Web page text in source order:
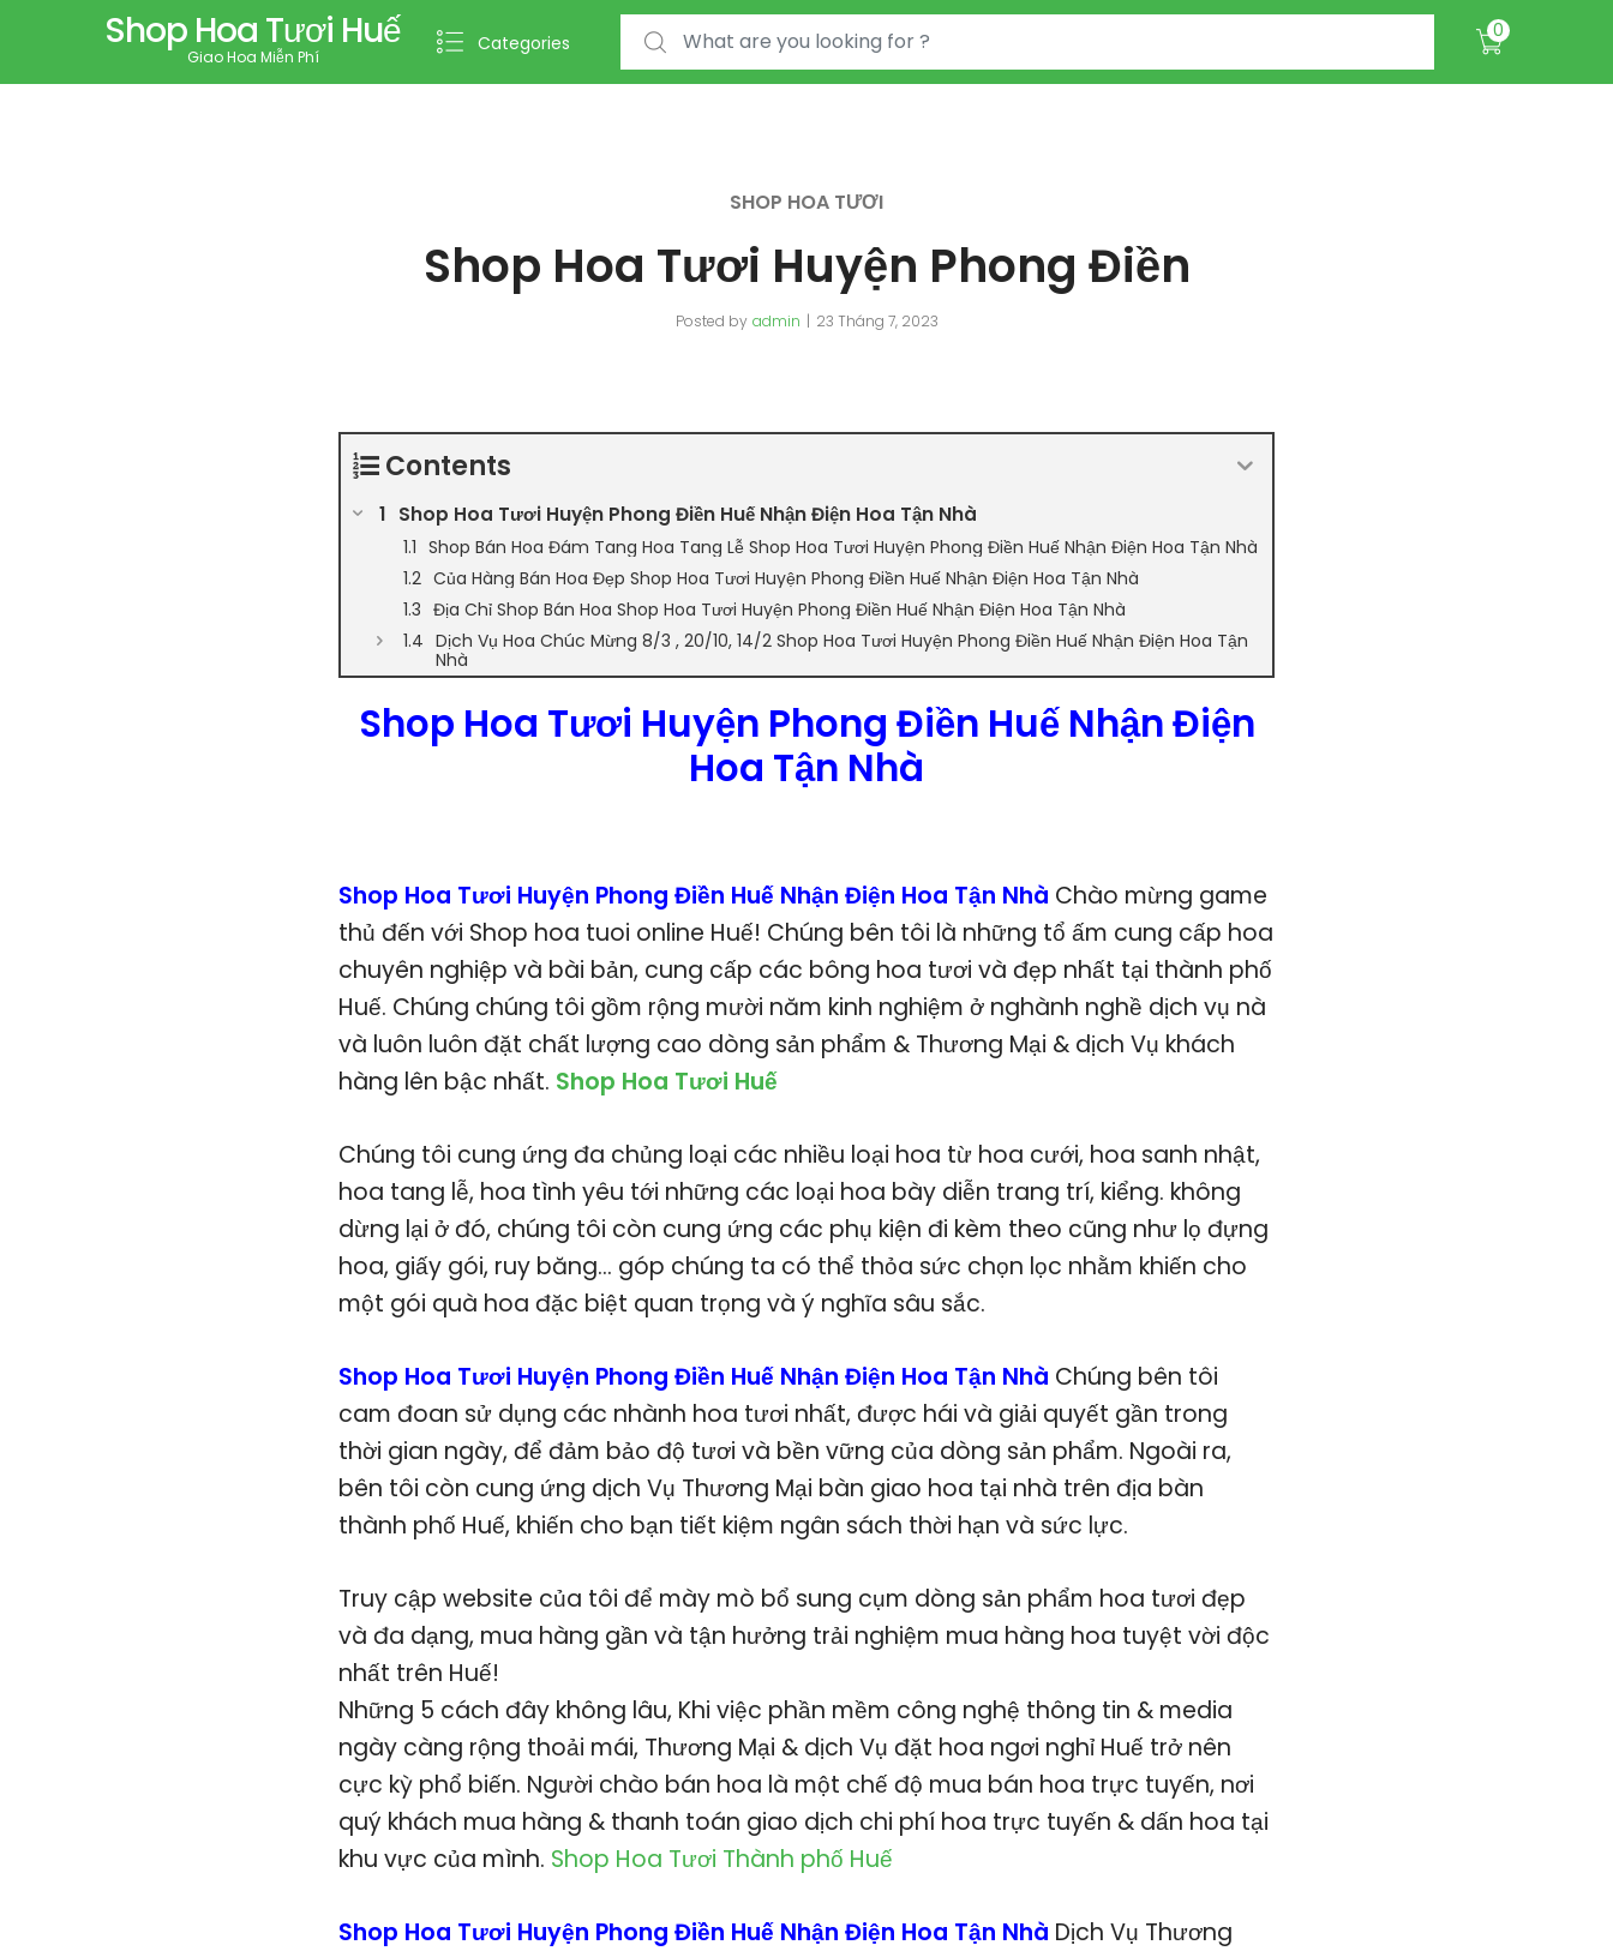
Shop Hoa Tươi Huế
Giao Hoa Miễn Phí
Categories
Search for: 0
SHOP HOA TƯƠI
Shop Hoa Tươi Huyện Phong Điền
Posted by admin 23 Tháng 7, 2023
Contents
Shop Hoa Tươi Huyện Phong Điền Huế Nhận Điện Hoa Tận Nhà
Shop Bán Hoa Đám Tang Hoa Tang Lễ Shop Hoa Tươi Huyện Phong Điền Huế Nhận Điện Hoa Tận Nhà
Của Hàng Bán Hoa Đẹp Shop Hoa Tươi Huyện Phong Điền Huế Nhận Điện Hoa Tận Nhà
Địa Chỉ Shop Bán Hoa Shop Hoa Tươi Huyện Phong Điền Huế Nhận Điện Hoa Tận Nhà
Dịch Vụ Hoa Chúc Mừng 8/3 , 20/10, 14/2 Shop Hoa Tươi Huyện Phong Điền Huế Nhận Điện Hoa Tận
Nhà
Shop Hoa Tươi Huyện Phong Điền Huế Nhận Điện
Hoa Tận Nhà
Shop Hoa Tươi Huyện Phong Điền Huế Nhận Điện Hoa Tận Nhà Chào mừng game
thủ đến với Shop hoa tuoi online Huế! Chúng bên tôi là những tổ ấm cung cấp hoa
chuyên nghiệp và bài bản, cung cấp các bông hoa tươi và đẹp nhất tại thành phố
Huế. Chúng chúng tôi gồm rộng mười năm kinh nghiệm ở nghành nghề dịch vụ nà
và luôn luôn đặt chất lượng cao dòng sản phẩm & Thương Mại & dịch Vụ khách
hàng lên bậc nhất. Shop Hoa Tươi Huế
Chúng tôi cung ứng đa chủng loại các nhiều loại hoa từ hoa cưới, hoa sanh nhật,
hoa tang lễ, hoa tình yêu tới những các loại hoa bày diễn trang trí, kiểng. không
dừng lại ở đó, chúng tôi còn cung ứng các phụ kiện đi kèm theo cũng như lọ đựng
hoa, giấy gói, ruy băng… góp chúng ta có thể thỏa sức chọn lọc nhằm khiến cho
một gói quà hoa đặc biệt quan trọng và ý nghĩa sâu sắc.
Shop Hoa Tươi Huyện Phong Điền Huế Nhận Điện Hoa Tận Nhà Chúng bên tôi
cam đoan sử dụng các nhành hoa tươi nhất, được hái và giải quyết gần trong
thời gian ngày, để đảm bảo độ tươi và bền vững của dòng sản phẩm. Ngoài ra,
bên tôi còn cung ứng dịch Vụ Thương Mại bàn giao hoa tại nhà trên địa bàn
thành phố Huế, khiến cho bạn tiết kiệm ngân sách thời hạn và sức lực.
Truy cập website của tôi để mày mò bổ sung cụm dòng sản phẩm hoa tươi đẹp
và đa dạng, mua hàng gần và tận hưởng trải nghiệm mua hàng hoa tuyệt vời độc
nhất trên Huế!
Những 5 cách đây không lâu, Khi việc phần mềm công nghệ thông tin & media
ngày càng rộng thoải mái, Thương Mại & dịch Vụ đặt hoa ngơi nghỉ Huế trở nên
cực kỳ phổ biến. Người chào bán hoa là một chế độ mua bán hoa trực tuyến, nơi
quý khách mua hàng & thanh toán giao dịch chi phí hoa trực tuyến & dấn hoa tại
khu vực của mình. Shop Hoa Tươi Thành phố Huế
Shop Hoa Tươi Huyện Phong Điền Huế Nhận Điện Hoa Tận Nhà Dịch Vụ Thương